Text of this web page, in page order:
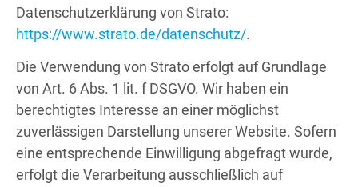
Datenschutzerklärung von Strato:
https://www.strato.de/datenschutz/.
Die Verwendung von Strato erfolgt auf Grundlage
von Art. 6 Abs. 1 lit. f DSGVO. Wir haben ein
berechtigtes Interesse an einer möglichst
zuverlässigen Darstellung unserer Website. Sofern
eine entsprechende Einwilligung abgefragt wurde,
erfolgt die Verarbeitung ausschließlich auf